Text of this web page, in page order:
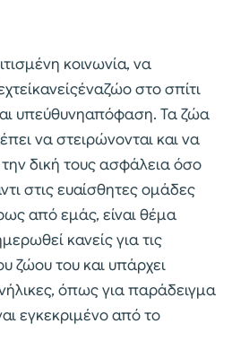
κοινωνία, να
στο σπίτι
υπεύθυνηαπόφαση. Τα ζώα
να στειρώνονται και να
δική τους ασφάλεια όσο
στις ευαίσθητες ομάδες
από εμάς, είναι θέμα
κανείς για τις
ζώου του και υπάρχει
όπως για παράδειγμα
εγκεκριμένο από το